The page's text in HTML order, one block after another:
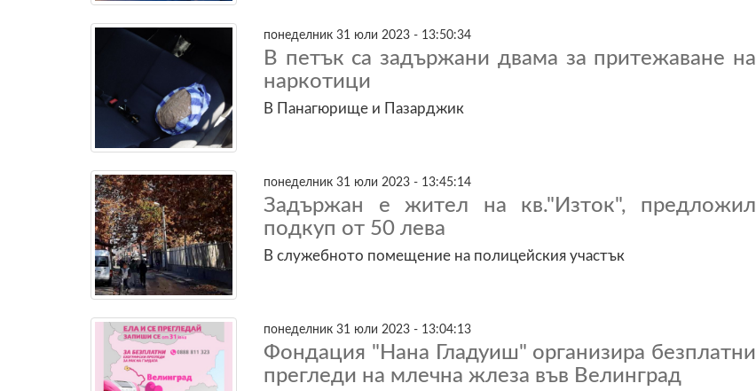
понеделник 31 юли 2023 - 13:50:34
В петък са задържани двама за притежаване на
наркотици
В Панагюрище и Пазарджик
понеделник 31 юли 2023 - 13:45:14
Задържан е жител на кв."Изток", предложил
подкуп от 50 лева
В служебното помещение на полицейския участък
понеделник 31 юли 2023 - 13:04:13
Фондация "Нана Гладуиш" организира безплатни
прегледи на млечна жлеза във Велинград